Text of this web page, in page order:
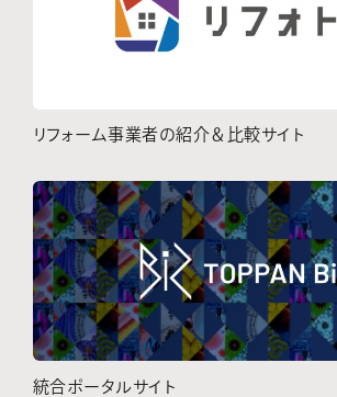
リフォーム事業者の紹介＆比較サイト
統合ポータルサイト